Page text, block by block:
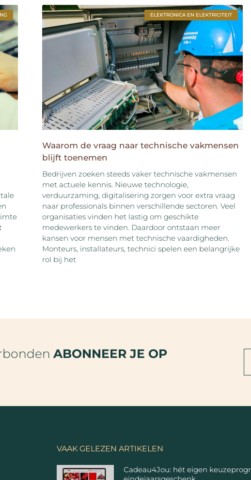
ELEKTRONICA EN ELEKTRICITEIT
Waarom de vraag naar technische vakmensen
blijft toenemen
Bedrijven zoeken steeds vaker technische vakmensen
met actuele kennis. Nieuwe technologie,
verduurzaming, digitalisering zorgen voor extra vraag
naar professionals binnen verschillende sectoren. Veel
organisaties vinden het lastig om geschikte
medewerkers te vinden. Daardoor ontstaan meer
kansen voor mensen met technische vaardigheden.
Monteurs, installateurs, technici spelen een belangrijke
rol bij het
ABONNEER JE OP
VAAK GELEZEN ARTIKELEN
Cadeau4Jou: hét eigen